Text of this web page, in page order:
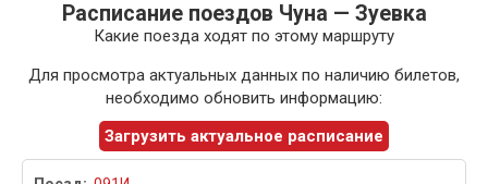
Расписание поездов Чуна — Зуевка
Какие поезда ходят по этому маршруту
Для просмотра актуальных данных по наличию билетов,
необходимо обновить информацию:
Загрузить актуальное расписание